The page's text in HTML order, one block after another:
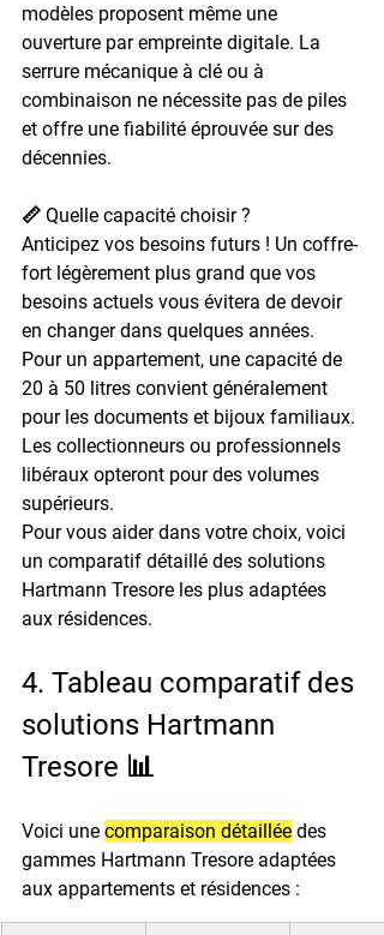
modèles proposent même une
ouverture par empreinte digitale. La
serrure mécanique à clé ou à
combinaison ne nécessite pas de piles
et offre une fiabilité éprouvée sur des
décennies.
📏 Quelle capacité choisir ?
Anticipez vos besoins futurs ! Un coffre-
fort légèrement plus grand que vos
besoins actuels vous évitera de devoir
en changer dans quelques années.
Pour un appartement, une capacité de
20 à 50 litres convient généralement
pour les documents et bijoux familiaux.
Les collectionneurs ou professionnels
libéraux opteront pour des volumes
supérieurs.
Pour vous aider dans votre choix, voici
un comparatif détaillé des solutions
Hartmann Tresore les plus adaptées
aux résidences.
4. Tableau comparatif des
solutions Hartmann
Tresore 📊
Voici une comparaison détaillée des
gammes Hartmann Tresore adaptées
aux appartements et résidences :